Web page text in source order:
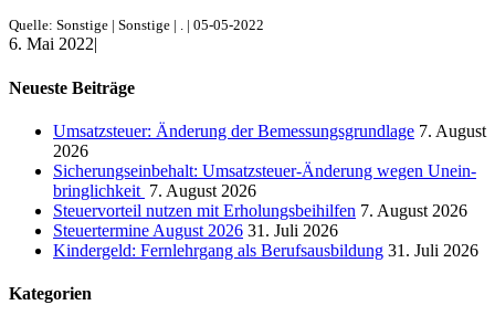
Quelle: Sonstige | Sonstige | . | 05-05-2022
6. Mai 2022|
Neueste Beiträge
Umsatz­steuer: Änderung der Bemes­sungs­grund­lage 7. August
2026
Siche­rungs­ein­be­halt: Umsatz­steuer-Änderung wegen Unein­
bring­lich­keit 7. August 2026
Steuer­vor­teil nutzen mit Erholungs­bei­hilfen 7. August 2026
Steuer­ter­mine August 2026 31. Juli 2026
Kinder­geld: Fernlehr­gang als Berufs­aus­bil­dung 31. Juli 2026
Katego­rien